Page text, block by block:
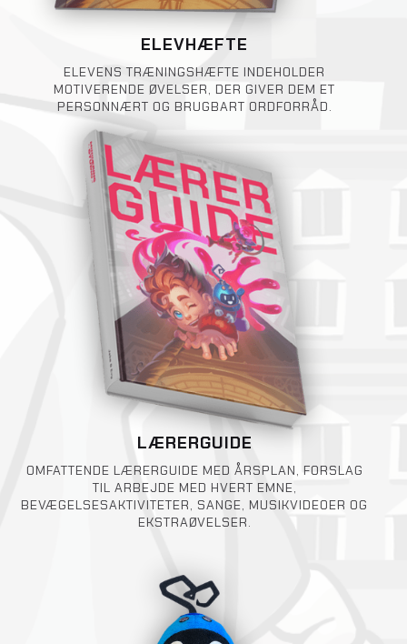
ELEVHÆFTE
ELEVENS TRÆNINGSHÆFTE INDEHOLDER
MOTIVERENDE ØVELSER, DER GIVER DEM ET
PERSONNÆRT OG BRUGBART ORDFORRÅD.
LÆRERGUIDE
OMFATTENDE LÆRERGUIDE MED ÅRSPLAN, FORSLAG
TIL ARBEJDE MED HVERT EMNE,
BEVÆGELSESAKTIVITETER, SANGE, MUSIKVIDEOER OG
EKSTRAØVELSER.